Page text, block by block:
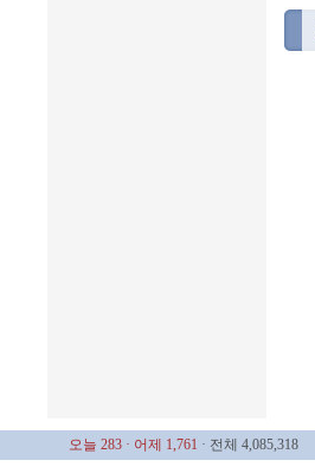
오늘 283 · 어제 1,761 · 전체 4,085,318